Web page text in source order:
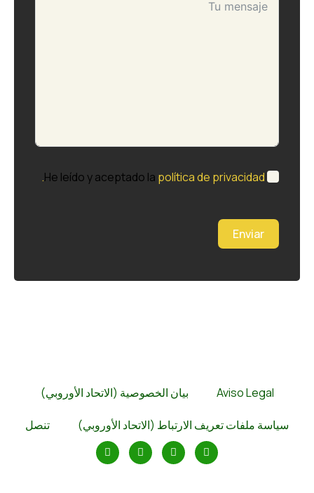
He leído y aceptado lapolítica de privacidad.
Aviso بيان الخصوصية (الاتحاد الأوروبي)
ملفات تعريف الارتباط (الاتحاد الأوروبي) تنصل